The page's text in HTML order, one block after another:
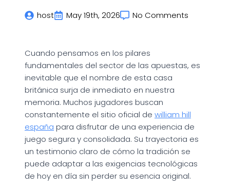
host May 19th, 2026 No Comments
Cuando pensamos en los pilares
fundamentales del sector de las apuestas, es
inevitable que el nombre de esta casa
británica surja de inmediato en nuestra
memoria. Muchos jugadores buscan
constantemente el sitio oficial de william hill
españa para disfrutar de una experiencia de
juego segura y consolidada. Su trayectoria es
un testimonio claro de cómo la tradición se
puede adaptar a las exigencias tecnológicas
de hoy en día sin perder su esencia original.